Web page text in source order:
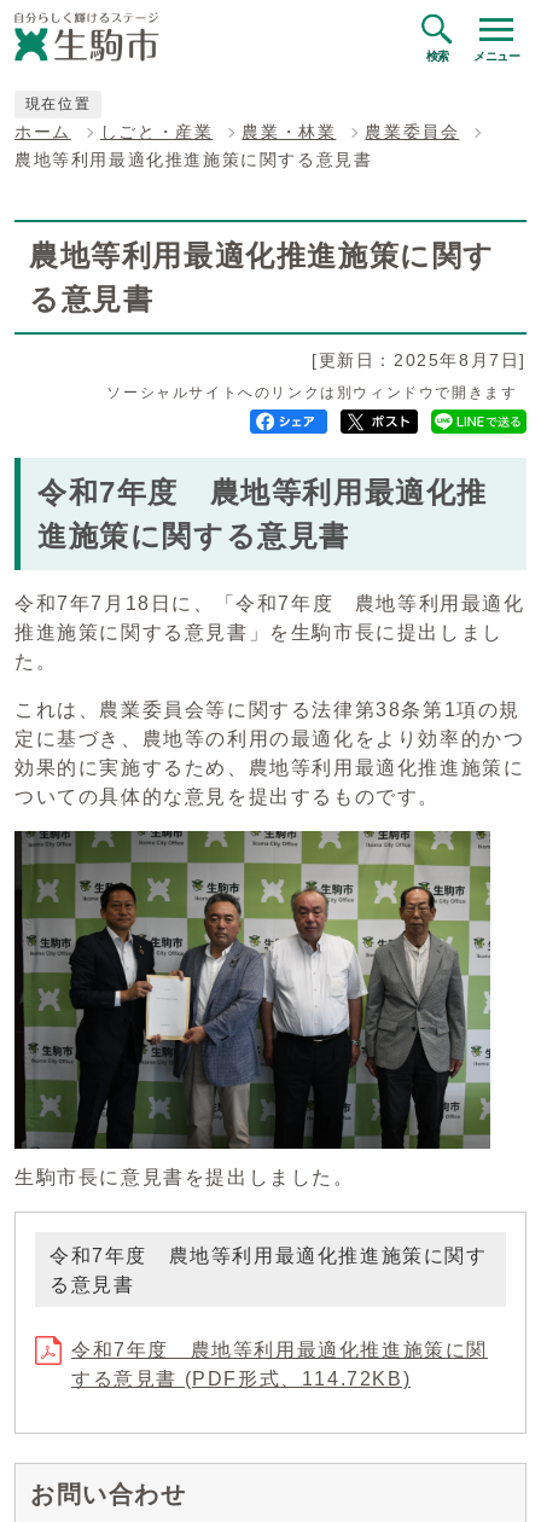
検索 メニュー
現在位置
ホーム しごと・産業 農業・林業
農業委員会
農地等利用最適化推進施策に関する意見書
農地等利用最適化推進施策に関す
る意見書
[更新日：2025年8月7日]
ソーシャルサイトへのリンクは別ウィンドウで開きます
令和7年度 農地等利用最適化推
進施策に関する意見書
令和7年7月18日に、「令和7年度 農地等利用最適化
推進施策に関する意見書」を生駒市長に提出しまし
た。
これは、農業委員会等に関する法律第38条第1項の規
定に基づき、農地等の利用の最適化をより効率的かつ
効果的に実施するため、農地等利用最適化推進施策に
ついての具体的な意見を提出するものです。
生駒市長に意見書を提出しました。
令和7年度 農地等利用最適化推進施策に関す
る意見書
令和7年度 農地等利用最適化推進施策に関
する意見書 (PDF形式、114.72KB)
お問い合わせ